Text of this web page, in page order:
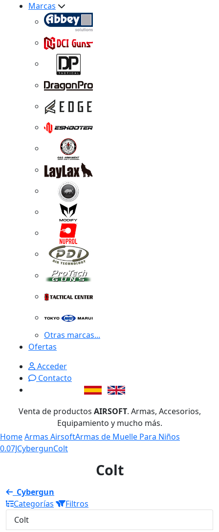
Marcas
Otras marcas...
Ofertas
Acceder
Contacto
Venta de productos AIRSOFT. Armas, Accesorios,
Equipamiento y mucho más.
HomeArmas AirsoftArmas de Muelle Para Niños
0.07JCybergunColt
Colt
Cybergun
Categorías
Filtros
Colt